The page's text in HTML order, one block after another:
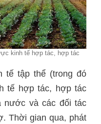
kinh tế hợp tác, hợp tác
tế tập thể (trong đó
tế hợp tác, hợp tác
nước và các đối tác
Thời gian qua, phát